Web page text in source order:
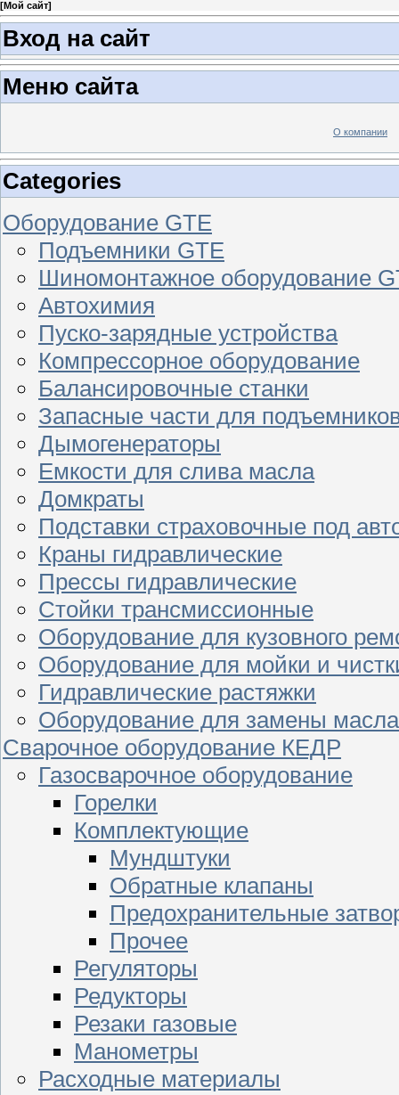
[Мой сайт]
Вход на сайт
Меню сайта
О компании
Categories
Оборудование GTE
Подъемники GTE
Шиномонтажное оборудование
Автохимия
Пуско-зарядные устройства
Компрессорное оборудование
Балансировочные станки
Запасные части для
Дымогенераторы
Емкости для слива масла
Домкраты
Подставки страховочные под
Краны гидравлические
Прессы гидравлические
Стойки трансмиссионные
Оборудование для кузовного
Оборудование для мойки и
Гидравлические растяжки
Оборудование для замены масла
Сварочное оборудование КЕДР
Газосварочное оборудование
Горелки
Комплектующие
Мундштуки
Обратные клапаны
Предохранительные
Прочее
Регуляторы
Редукторы
Резаки газовые
Манометры
Расходные материалы